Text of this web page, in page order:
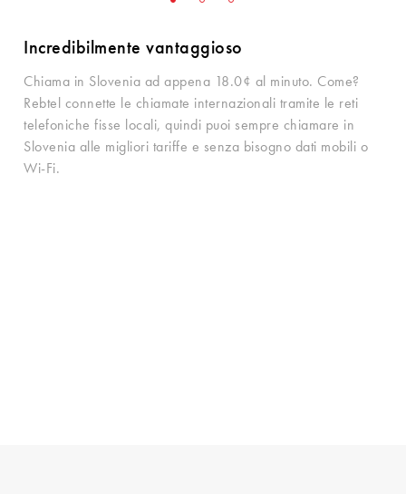
Incredibilmente vantaggioso
Chiama in Slovenia ad appena 18.0¢ al minuto. Come?
Rebtel connette le chiamate internazionali tramite le reti
telefoniche fisse locali, quindi puoi sempre chiamare in
Slovenia alle migliori tariffe e senza bisogno dati mobili o
Wi-Fi.